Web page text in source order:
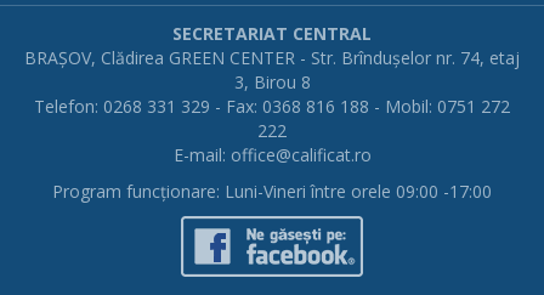
SECRETARIAT CENTRAL
BRAŞOV, Clădirea GREEN CENTER - Str. Brînduşelor nr. 74, etaj
3, Birou 8
Telefon: 0268 331 329 - Fax: 0368 816 188 - Mobil: 0751 272
222
E-mail: office@calificat.ro
Program funcţionare: Luni-Vineri între orele 09:00 -17:00